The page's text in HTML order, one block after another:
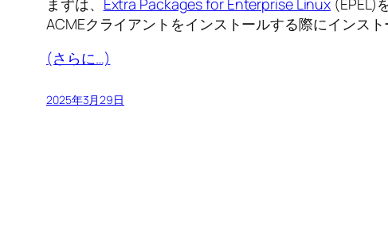
まずは、 Extra Packages for Enterprise Linux (EPEL)
ACMEクライアントをインストールする際にインス
(さらに…)
2025年3月29日